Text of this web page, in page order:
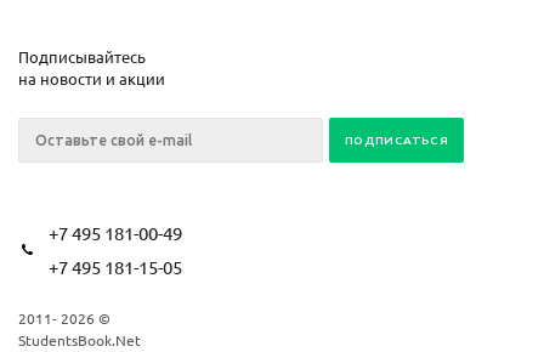
Подписывайтесь
на новости и акции
+7 495 181-00-49
+7 495 181-15-05
2011- 2026 ©
StudentsBook.Net